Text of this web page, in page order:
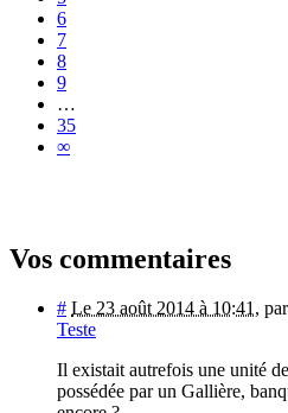
6
7
8
9
…
35
∞
Vos commentaires
# Le 23 août 2014 à 10:41, par
Teste
Il existait autrefois une unité
possédée par un Gallière,